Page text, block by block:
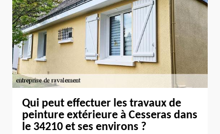
Qui peut effectuer les travaux de
peinture extérieure à Cesseras dans
le 34210 et ses environs ?